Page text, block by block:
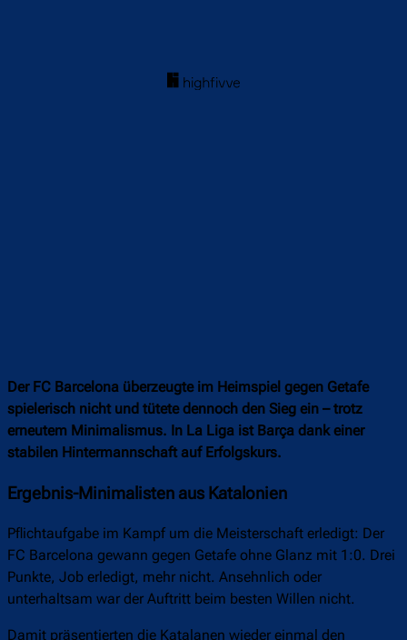
Der FC Barcelona überzeugte im Heimspiel gegen Getafe
spielerisch nicht und tütete dennoch den Sieg ein – trotz
erneutem Minimalismus. In La Liga ist Barça dank einer
stabilen Hintermannschaft auf Erfolgskurs.
Ergebnis-Minimalisten aus Katalonien
Pflichtaufgabe im Kampf um die Meisterschaft erledigt: Der
FC Barcelona gewann gegen Getafe ohne Glanz mit 1:0. Drei
Punkte, Job erledigt, mehr nicht. Ansehnlich oder
unterhaltsam war der Auftritt beim besten Willen nicht.
Damit präsentierten die Katalanen wieder einmal den